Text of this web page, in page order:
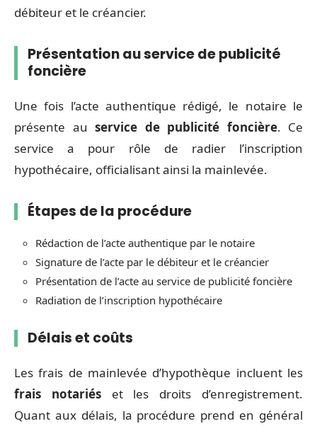
débiteur et le créancier.
Présentation au service de publicité
foncière
Une fois l’acte authentique rédigé, le notaire le
présente au service de publicité foncière. Ce
service a pour rôle de radier l’inscription
hypothécaire, officialisant ainsi la mainlevée.
Étapes de la procédure
Rédaction de l’acte authentique par le notaire
Signature de l’acte par le débiteur et le créancier
Présentation de l’acte au service de publicité foncière
Radiation de l’inscription hypothécaire
Délais et coûts
Les frais de mainlevée d’hypothèque incluent les
frais notariéset les droits d’enregistrement.
Quant aux délais, la procédure prend en général